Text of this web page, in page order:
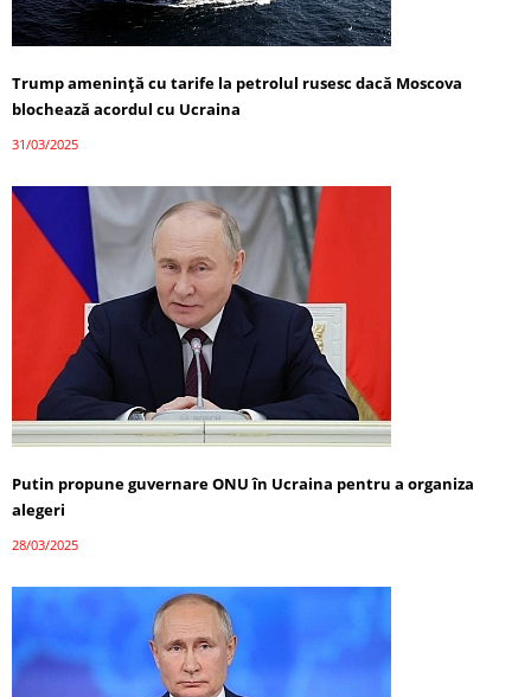
Trump amenință cu tarife la petrolul rusesc dacă Moscova
blochează acordul cu Ucraina
31/03/2025
Putin propune guvernare ONU în Ucraina pentru a organiza
alegeri
28/03/2025